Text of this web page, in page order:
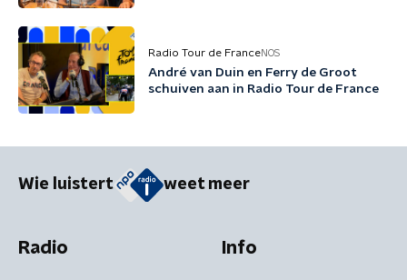
Radio Tour de FranceNOS
André van Duin en Ferry de Groot
schuiven aan in Radio Tour de France
Wie luistert weet meer
Radio Info